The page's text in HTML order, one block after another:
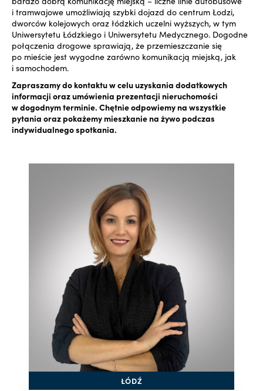
i tramwajowe umożliwiają szybki dojazd do centrum Łodzi,
dworców kolejowych oraz łódzkich uczelni wyższych, w tym
Uniwersytetu Łódzkiego i Uniwersytetu Medycznego. Dogodne
połączenia drogowe sprawiają, że przemieszczanie się
po mieście jest wygodne zarówno komunikacją miejską, jak
i samochodem.
Zapraszamy do kontaktu w celu uzyskania dodatkowych
informacji oraz umówienia prezentacji nieruchomości
w dogodnym terminie. Chętnie odpowiemy na wszystkie
pytania oraz pokażemy mieszkanie na żywo podczas
indywidualnego spotkania.
ŁÓDŹ